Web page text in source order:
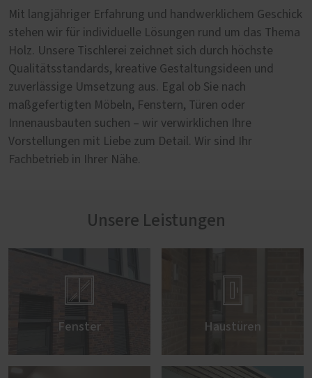
Mit langjähriger Erfahrung und handwerklichem Geschick
stehen wir für individuelle Lösungen rund um das Thema
Holz. Unsere Tischlerei zeichnet sich durch höchste
Qualitätsstandards, kreative Gestaltungsideen und
zuverlässige Umsetzung aus. Egal ob Sie nach
maßgefertigten Möbeln, Fenstern, Türen oder
Innenausbauten suchen – wir verwirklichen Ihre
Vorstellungen mit Liebe zum Detail. Wir sind Ihr
Fachbetrieb in Ihrer Nähe.
Unsere Leistungen

Fenster

Haustüren